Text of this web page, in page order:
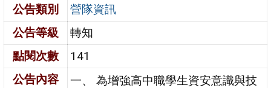
公告類別
營隊資訊
公告等級
轉知
點閱次數
141
公告內容
一、 為增強高中職學生資安意識與技